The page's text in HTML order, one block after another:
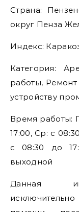
Страна: Пензенская область Пенза городской
округ Пенза
Индекс:
Категория:
работы,
устройству
Время работы:
17:00, Ср: с
с 08:30 до
выходной
Данная